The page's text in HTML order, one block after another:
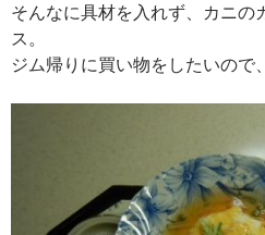
そんなに具材を入れず、カニの
ス。
ジム帰りに買い物をしたいので